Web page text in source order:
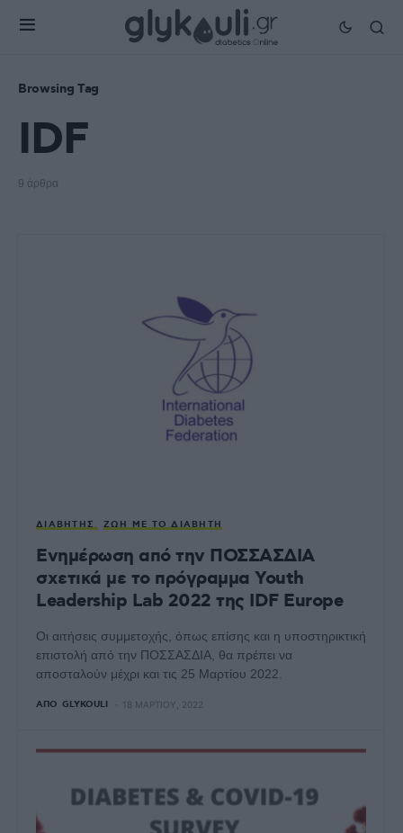
Browsing Tag
IDF
9 άρθρα
ΔΙΑΒΉΤΗΣ ΖΩΉ ΜΕ ΤΟ ΔΙΑΒΉΤΗ
Ενημέρωση από την ΠΟΣΣΑΣΔΙΑ
σχετικά με το πρόγραμμα Youth
Leadership Lab 2022 της IDF Europe
Οι αιτήσεις συμμετοχής, όπως επίσης και η υποστηρικτική
επιστολή από την ΠΟΣΣΑΣΔΙΑ, θα πρέπει να
αποσταλούν μέχρι και τις 25 Μαρτίου 2022.
ΑΠΌ GLYKOULI 18 ΜΑΡΤΊΟΥ, 2022